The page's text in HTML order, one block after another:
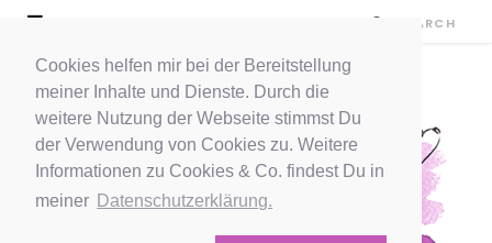
Cookies helfen mir bei der Bereitstellung
meiner Inhalte und Dienste. Durch die
weitere Nutzung der Webseite stimmst Du
der Verwendung von Cookies zu. Weitere
Informationen zu Cookies & Co. findest Du in
meiner Datenschutzerklärung.